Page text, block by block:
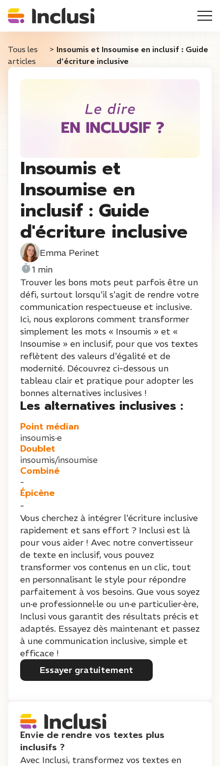
Tous les
articles
> Insoumis et Insoumise en inclusif : Guide
d'écriture inclusive
Insoumis et
Insoumise en
inclusif : Guide
d'écriture inclusive
Emma Perinet
1 min
Trouver les bons mots peut parfois être un
défi, surtout lorsqu'il s'agit de rendre votre
communication respectueuse et inclusive.
Ici, nous explorons comment transformer
simplement les mots « Insoumis » et «
Insoumise » en inclusif, pour que vos textes
reflètent des valeurs d'égalité et de
modernité. Découvrez ci-dessous un
tableau clair et pratique pour adopter les
bonnes alternatives inclusives !
Les alternatives inclusives :
Point médian
insoumis·e
Doublet
insoumis/insoumise
Combiné
-
Épicène
-
Vous cherchez à intégrer l'écriture inclusive
rapidement et sans effort ? Inclusi est là
pour vous aider ! Avec notre convertisseur
de texte en inclusif, vous pouvez
transformer vos contenus en un clic, tout
en personnalisant le style pour répondre
parfaitement à vos besoins. Que vous soyez
un·e professionnel·le ou un·e particulier·ère,
Inclusi vous garantit des résultats précis et
adaptés. Essayez dès maintenant et passez
à une communication inclusive, simple et
efficace !
Essayer gratuitement
Envie de rendre vos textes plus
inclusifs ?
Avec Inclusi, transformez vos textes en